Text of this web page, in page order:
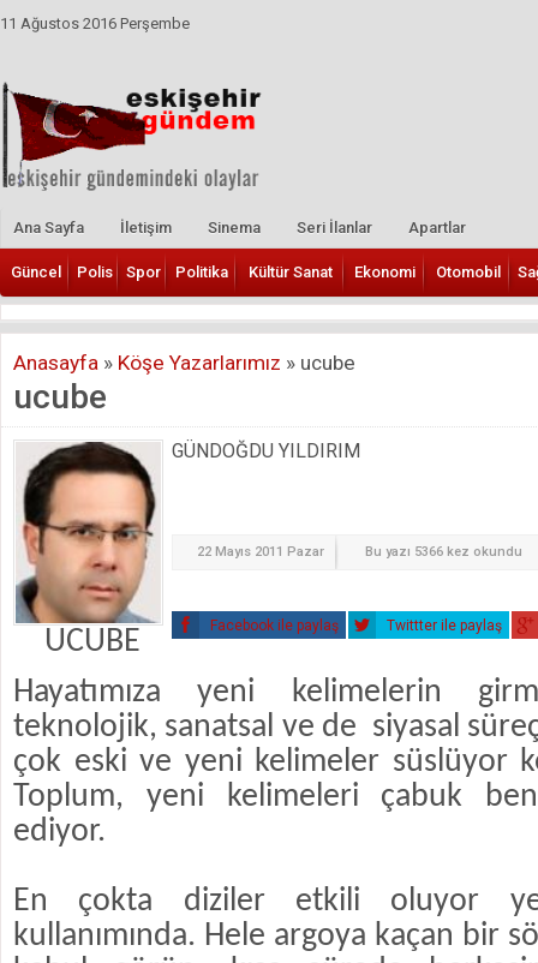
11 Ağustos 2016 Perşembe
Ana Sayfa İletişim Sinema Seri İlanlar Apartlar
Güncel Polis Spor Politika Kültür Sanat Ekonomi Otomobil
Anasayfa » Köşe Yazarlarımız » ucube
ucube
GÜNDOĞDU YILDIRIM
22 Mayıs 2011 Pazar Bu yazı 5366 kez okundu
Facebook ile paylaş Twittter ile paylaş
UCUBE
Hayatımıza yeni kelimelerin
teknolojik, sanatsal ve de siyasal
çok eski ve yeni kelimeler süslüyor
Toplum, yeni kelimeleri çabuk
ediyor.
En çokta diziler etkili oluyor
kullanımında. Hele argoya kaçan bir